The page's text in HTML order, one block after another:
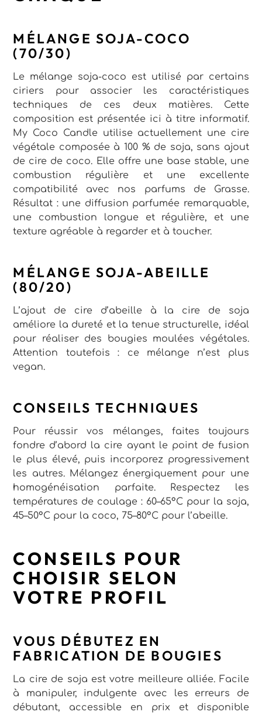
MÉLANGE SOJA-COCO
(70/30)
Le mélange soja-coco est utilisé par certains
ciriers pour associer les caractéristiques
techniques de ces deux matières. Cette
composition est présentée ici à titre informatif.
My Coco Candle utilise actuellement une cire
végétale composée à 100 % de soja, sans ajout
de cire de coco. Elle offre une base stable, une
combustion régulière et une excellente
compatibilité avec nos parfums de Grasse.
Résultat : une diffusion parfumée remarquable,
une combustion longue et régulière, et une
texture agréable à regarder et à toucher.
MÉLANGE SOJA-ABEILLE
(80/20)
L’ajout de cire d’abeille à la cire de soja
améliore la dureté et la tenue structurelle, idéal
pour réaliser des bougies moulées végétales.
Attention toutefois : ce mélange n’est plus
vegan.
CONSEILS TECHNIQUES
Pour réussir vos mélanges, faites toujours
fondre d’abord la cire ayant le point de fusion
le plus élevé, puis incorporez progressivement
les autres. Mélangez énergiquement pour une
homogénéisation parfaite. Respectez les
températures de coulage : 60–65°C pour la soja,
45–50°C pour la coco, 75–80°C pour l’abeille.
CONSEILS POUR
CHOISIR SELON
VOTRE PROFIL
VOUS DÉBUTEZ EN
FABRICATION DE BOUGIES
La cire de soja est votre meilleure alliée. Facile
à manipuler, indulgente avec les erreurs de
débutant, accessible en prix et disponible